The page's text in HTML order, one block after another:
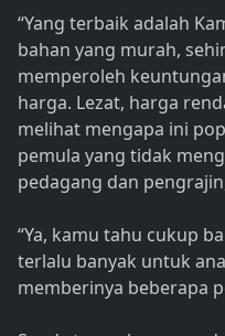
“Yang terbaik adalah
bahan yang murah,
memperoleh
harga. Lezat, harga
melihat mengapa ini
pemula yang tidak
pedagang dan
“Ya, kamu tahu cukup
terlalu banyak untuk
memberinya beberapa